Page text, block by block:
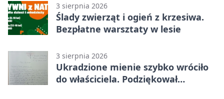
3 sierpnia 2026
Ślady zwierząt i ogień z krzesiwa.
Bezpłatne warsztaty w lesie
3 sierpnia 2026
Ukradzione mienie szybko wróciło
do właściciela. Podziękował